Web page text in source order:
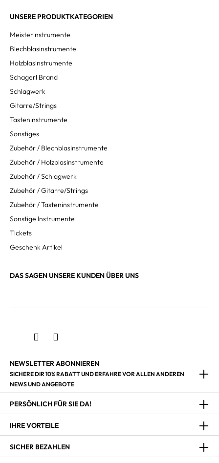
UNSERE PRODUKTKATEGORIEN
Meisterinstrumente
Blechblasinstrumente
Holzblasinstrumente
Schagerl Brand
Schlagwerk
Gitarre/Strings
Tasteninstrumente
Sonstiges
Zubehör / Blechblasinstrumente
Zubehör / Holzblasinstrumente
Zubehör / Schlagwerk
Zubehör / Gitarre/Strings
Zubehör / Tasteninstrumente
Sonstige Instrumente
Tickets
Geschenk Artikel
DAS SAGEN UNSERE KUNDEN ÜBER UNS
NEWSLETTER ABONNIEREN
SICHERE DIR 10% RABATT UND ERFAHRE VOR ALLEN ANDEREN
NEWS UND ANGEBOTE
PERSÖNLICH FÜR SIE DA!
IHRE VORTEILE
SICHER BEZAHLEN